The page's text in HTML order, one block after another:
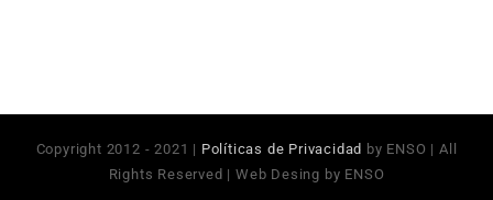
Copyright 2012 - 2021 | Políticas de Privacidad by ENSO | All
Rights Reserved | Web Desing by ENSO